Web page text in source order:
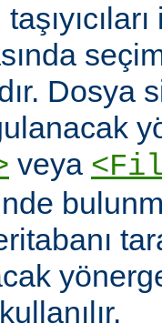
Dosya
veya
kullanılır.